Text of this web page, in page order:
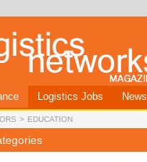
Logistics Jobs News
> EDUCATION